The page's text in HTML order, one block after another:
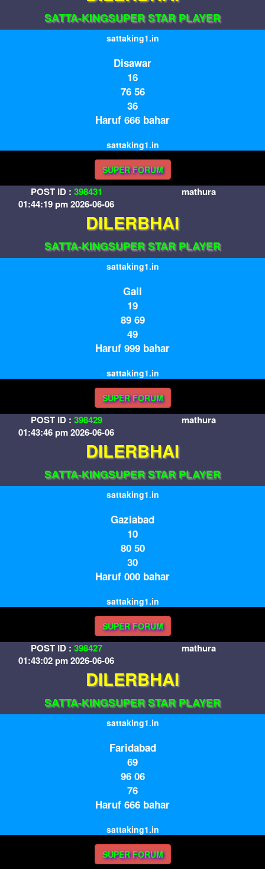
SATTA-KINGSUPER STAR PLAYER
sattaking1.in
Disawar
16
76 56
36
Haruf 666 bahar
sattaking1.in
SUPER FORUM
POST ID : 398431
01:44:19 pm 2026-06-06
mathura
DILERBHAI
SATTA-KINGSUPER STAR PLAYER
sattaking1.in
Gali
19
89 69
49
Haruf 999 bahar
sattaking1.in
SUPER FORUM
POST ID : 398429
01:43:46 pm 2026-06-06
mathura
DILERBHAI
SATTA-KINGSUPER STAR PLAYER
sattaking1.in
Gaziabad
10
80 50
30
Haruf 000 bahar
sattaking1.in
SUPER FORUM
POST ID : 398427
01:43:02 pm 2026-06-06
mathura
DILERBHAI
SATTA-KINGSUPER STAR PLAYER
sattaking1.in
Faridabad
69
96 06
76
Haruf 666 bahar
sattaking1.in
SUPER FORUM